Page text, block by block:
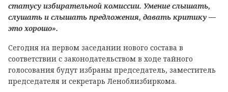
статусу избирательной комиссии. Умение слышать,
слушать и слышать предложения, давать критику —
это хорошо».
Сегодня на первом заседании нового состава в
соответствии с законодательством в ходе тайного
голосования будут избраны председатель, заместитель
председателя и секретарь Леноблизбиркома.